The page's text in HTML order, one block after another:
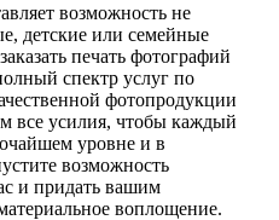
возможность не
детские или семейные
печать фотографий
спектр услуг по
фотопродукции
все усилия, чтобы каждый
уровне и в
возможность
и придать вашим
воплощение.